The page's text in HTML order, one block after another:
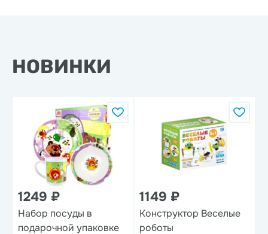
НОВИНКИ
1249 ₽
Набор посуды в
подарочной упаковке
1149 ₽
Конструктор Веселые
роботы